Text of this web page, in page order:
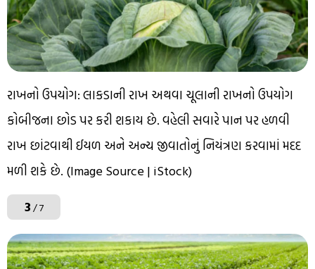
રાખનો ઉપયોગ: લાકડાની રાખ અથવા ચૂલાની રાખનો ઉપયોગ
કોબીજના છોડ પર કરી શકાય છે. વહેલી સવારે પાન પર હળવી
રાખ છાંટવાથી ઈયળ અને અન્ય જીવાતોનું નિયંત્રણ કરવામાં મદદ
મળી શકે છે. (Image Source | iStock)
3/ 7